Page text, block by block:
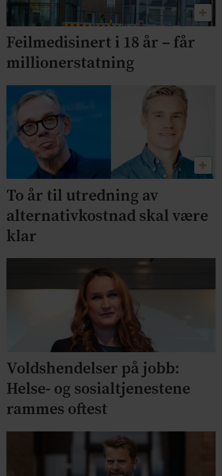
Feilmedisinert i 18 år – får
millionerstatning
To år til utredning av
alternativkostnad skal være
klar
Voldshendelser på jobb:
Helse- og sosialtjenestene
rammes oftest